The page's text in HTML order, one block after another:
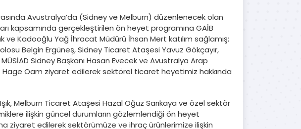
Avustralya’da (Sidney ve Melburn) düzenlenecek olan
kapsamında gerçekleştirilen ön heyet programına GAİB
ve Kadooğlu Yağ İhracat Müdürü İhsan Mert katılım sağlamış;
Belgin Ergüneş, Sidney Ticaret Ataşesi Yavuz Gökçayır,
Sidney Başkanı Hasan Evecek ve Avustralya Arap
Hage Oam ziyaret edilerek sektörel ticaret heyetimiz hakkında
Melburn Ticaret Ataşesi Hazal Oğuz Sarıkaya ve özel sektör
ilişkin güncel durumların gözlemlendiği ön heyet
ziyaret edilerek sektörümüze ve ihraç ürünlerimize ilişkin